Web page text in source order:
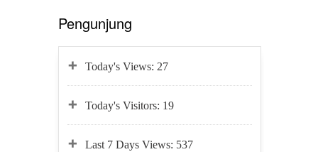
Pengunjung
Today's Views: 27
Today's Visitors: 19
Last 7 Days Views: 537